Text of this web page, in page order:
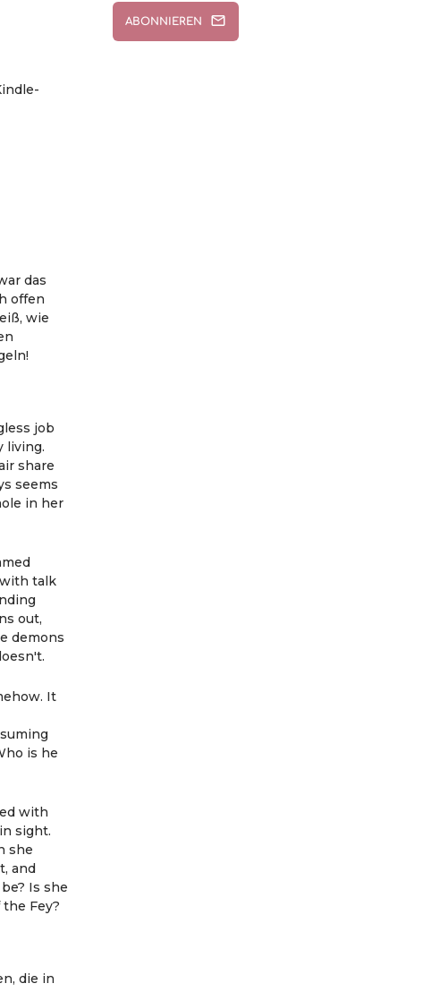
das
offen
wie
job
living.
share
seems
in her
talk
out,
demons
It
is he
with
sight.
she
and
Is she
Fey?
die in
ABONNIEREN mail